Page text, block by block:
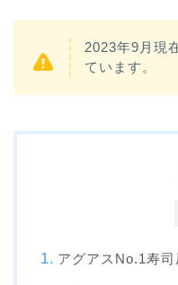
2023年9月現
ています。
アグアスNo.1寿司